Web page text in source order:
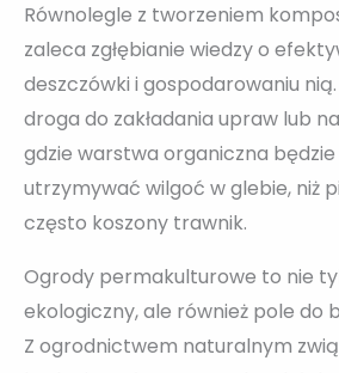
Równolegle z tworzeniem
zaleca zgłębianie wiedzy o
deszczówki i gospodarowaniu
droga do zakładania upraw lub
gdzie warstwa organiczna będzie
utrzymywać wilgoć w glebie, niż
często koszony trawnik.
Ogrody permakulturowe to nie
ekologiczny, ale również pole do
Z ogrodnictwem naturalnym